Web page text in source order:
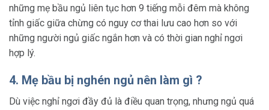
những mẹ bầu ngủ liên tục hơn 9 tiếng mỗi đêm mà không
tỉnh giấc giữa chừng có nguy cơ thai lưu cao hơn so với
những người ngủ giấc ngắn hơn và có thời gian nghỉ ngơi
hợp lý.
4. Mẹ bầu bị nghén ngủ nên làm gì ?
Dù việc nghỉ ngơi đầy đủ là điều quan trọng, nhưng ngủ quá